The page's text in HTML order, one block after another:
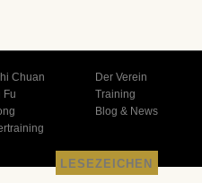
Chuan
Fu
Der Verein
Training
Blog & News
LESEZEICHEN